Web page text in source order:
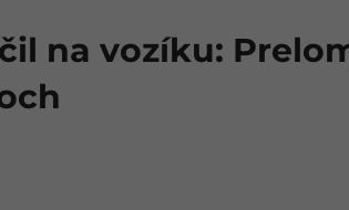
na vozíku: